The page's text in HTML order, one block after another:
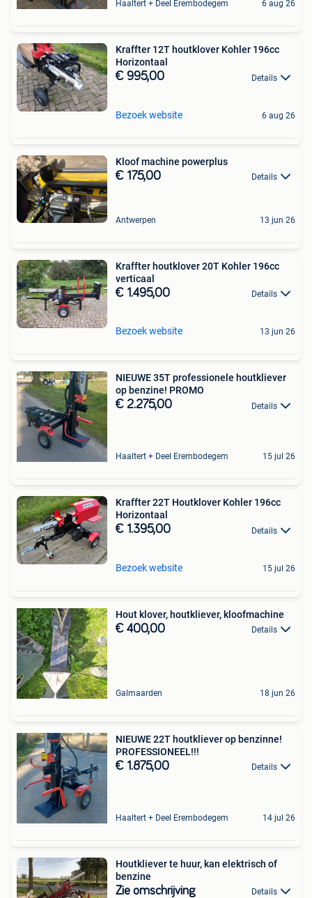
Haaltert + Deel Erembodegem 6 aug 26
Kraffter 12T houtklover Kohler 196cc
Horizontaal
€ 995,00 Details
Bezoek website 6 aug 26
Kloof machine powerplus
€ 175,00 Details
Antwerpen 13 jun 26
Kraffter houtklover 20T Kohler 196cc
verticaal
€ 1.495,00 Details
Bezoek website 13 jun 26
NIEUWE 35T professionele houtkliever
op benzine! PROMO
€ 2.275,00 Details
Haaltert + Deel Erembodegem 15 jul 26
Kraffter 22T Houtklover Kohler 196cc
Horizontaal
€ 1.395,00 Details
Bezoek website 15 jul 26
Hout klover, houtkliever, kloofmachine
€ 400,00 Details
Galmaarden 18 jun 26
NIEUWE 22T houtkliever op benzinne!
PROFESSIONEEL!!!
€ 1.875,00 Details
Haaltert + Deel Erembodegem 14 jul 26
Houtkliever te huur, kan elektrisch of
benzine
Zie omschrijving Details